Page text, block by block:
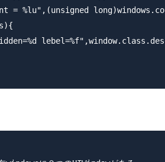
= %lu",(unsigned